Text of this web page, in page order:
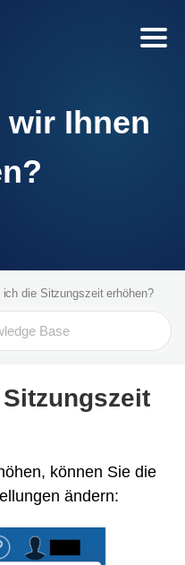
Ihnen
ich die Sitzungszeit erhöhen?
können Sie die
ändern: